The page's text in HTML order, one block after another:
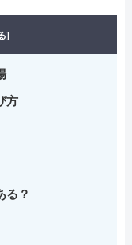
]
方
る？